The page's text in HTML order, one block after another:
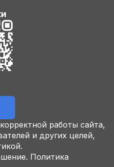
работы сайта,
и других целей,
Политика